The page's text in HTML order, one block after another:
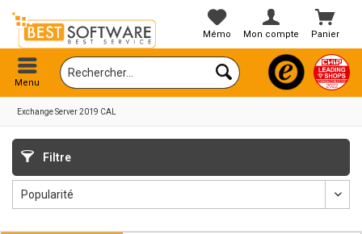
Panier
Mémo Mon compte
Menu
Exchange Server 2019 CAL
Filtre